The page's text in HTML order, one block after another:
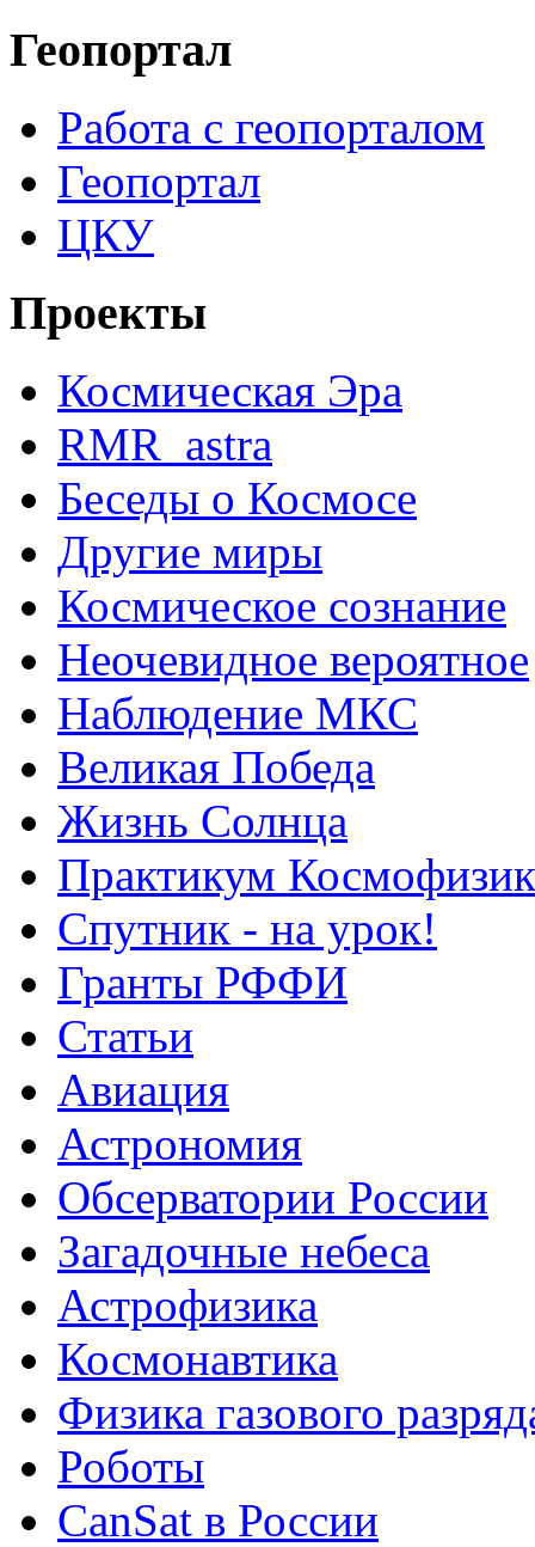
Геопортал
Работа с геопорталом
Геопортал
ЦКУ
Проекты
Космическая Эра
RMR_astra
Беседы о Космосе
Другие миры
Космическое сознание
Неочевидное вероятное
Наблюдение МКС
Великая Победа
Жизнь Солнца
Практикум
Спутник - на урок!
Гранты РФФИ
Статьи
Авиация
Астрономия
Обсерватории России
Загадочные небеса
Астрофизика
Космонавтика
Физика газового
Роботы
CanSat в России